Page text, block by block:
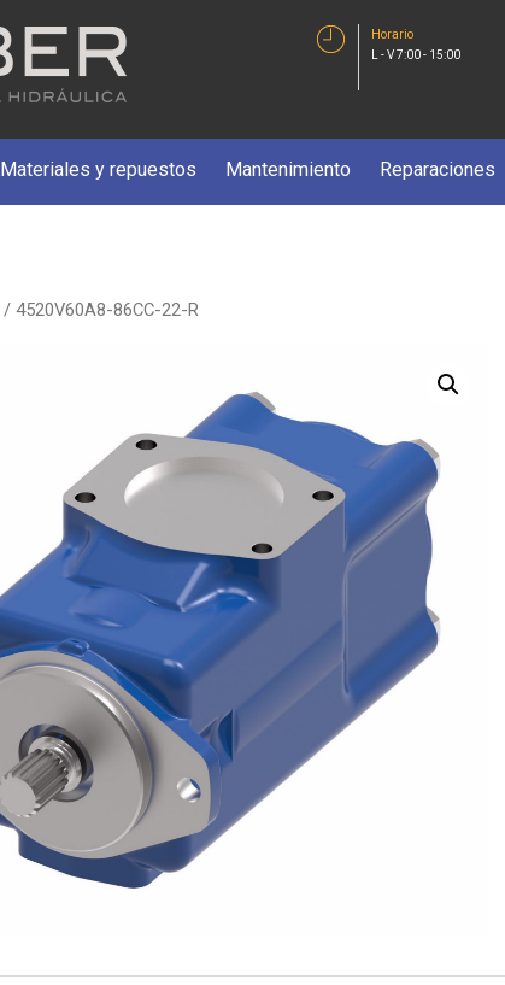
Horario
L - V 7:00 - 15:00
Materiales y repuestos Mantenimiento Reparaciones
/ 4520V60A8-86CC-22-R